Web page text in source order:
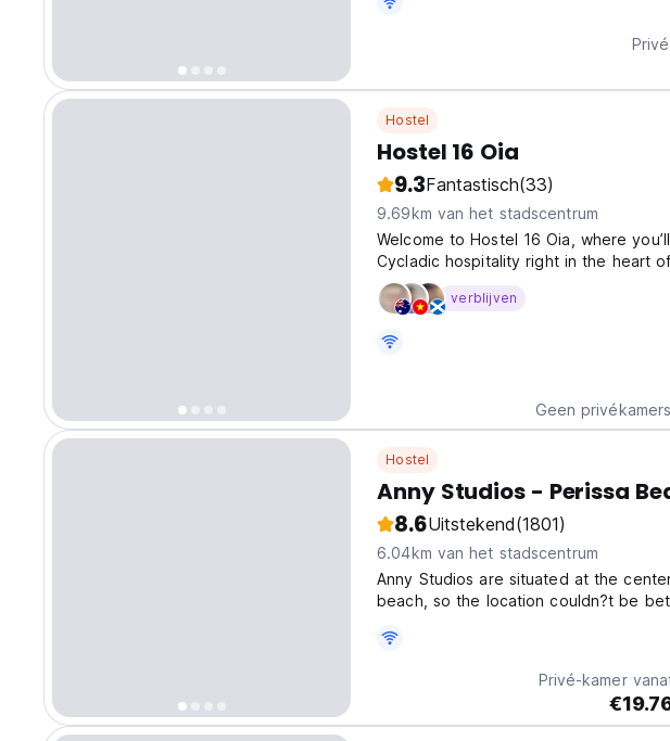
Hostel
Hostel 16 Oia
9.3Fantastisch(33)
9.69km van het stadscentrum
Welcome to Hostel 16 Oia, where
Cycladic hospitality right in the heart
total of 16 comfy bunk beds at a
guests who want to stay in Oia. Meet
verblijven
Geen
Hostel
Anny Studios - Perissa
8.6Uitstekend(1801)
6.04km van het stadscentrum
Anny Studios are situated at the
beach, so the location couldn?t be
conditioning. Free WiFi is also available.
Privé-kamer